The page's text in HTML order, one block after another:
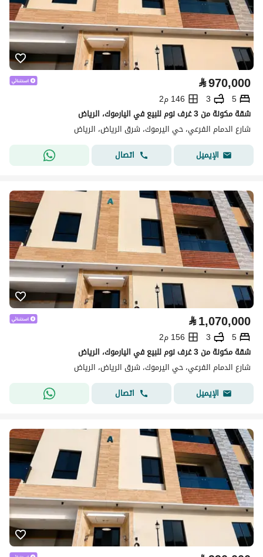
⃁970,000
5
3
146 م2
شقة مكونة من 3 غرف نوم للبيع في اليارموك، الرياض
شارع الدمام الفرعي، حي اليرموك، شرق الرياض، الرياض
الإيميل
اتصال
⃁1,070,000
5
3
156 م2
شقة مكونة من 3 غرف نوم للبيع في اليارموك، الرياض
شارع الدمام الفرعي، حي اليرموك، شرق الرياض، الرياض
الإيميل
اتصال